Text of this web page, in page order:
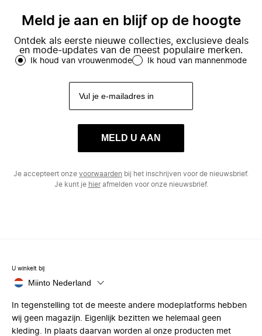
Meld je aan en blijf op de hoogte
Ontdek als eerste nieuwe collecties, exclusieve deals
en mode-updates van de meest populaire merken.
Ik houd van vrouwenmode Ik houd van mannenmode
MELD U AAN
Je accepteert onze voorwaarden bij het inschrijven voor de nieuwsbrief.
Je kunt je hierafmelden voor onze nieuwsbrief.
U winkelt bij
Miinto Nederland
In tegenstelling tot de meeste andere modeplatforms hebben
wij geen magazijn. Eigenlijk bezitten we helemaal geen
kleding. In plaats daarvan worden al onze producten met